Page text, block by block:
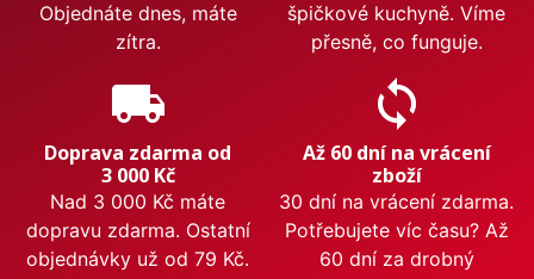
Objednáte dnes, máte
zítra.
špičkové kuchyně. Víme
přesně, co funguje.
local_shipping
Doprava zdarma od
3 000 Kč
Nad 3 000 Kč máte
dopravu zdarma. Ostatní
objednávky už od 79 Kč.
sync
Až 60 dní na vrácení
zboží
30 dní na vrácení zdarma.
Potřebujete víc času? Až
60 dní za drobný